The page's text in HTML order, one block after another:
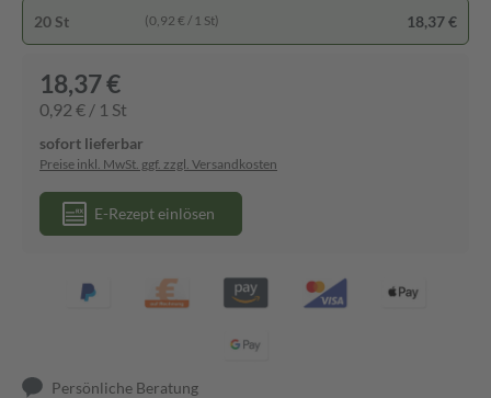
20 St (0,92 € / 1 St) 18,37 €
18,37 €
0,92 € / 1 St
sofort lieferbar
Preise inkl. MwSt. ggf. zzgl. Versandkosten
E-Rezept einlösen
Persönliche Beratung